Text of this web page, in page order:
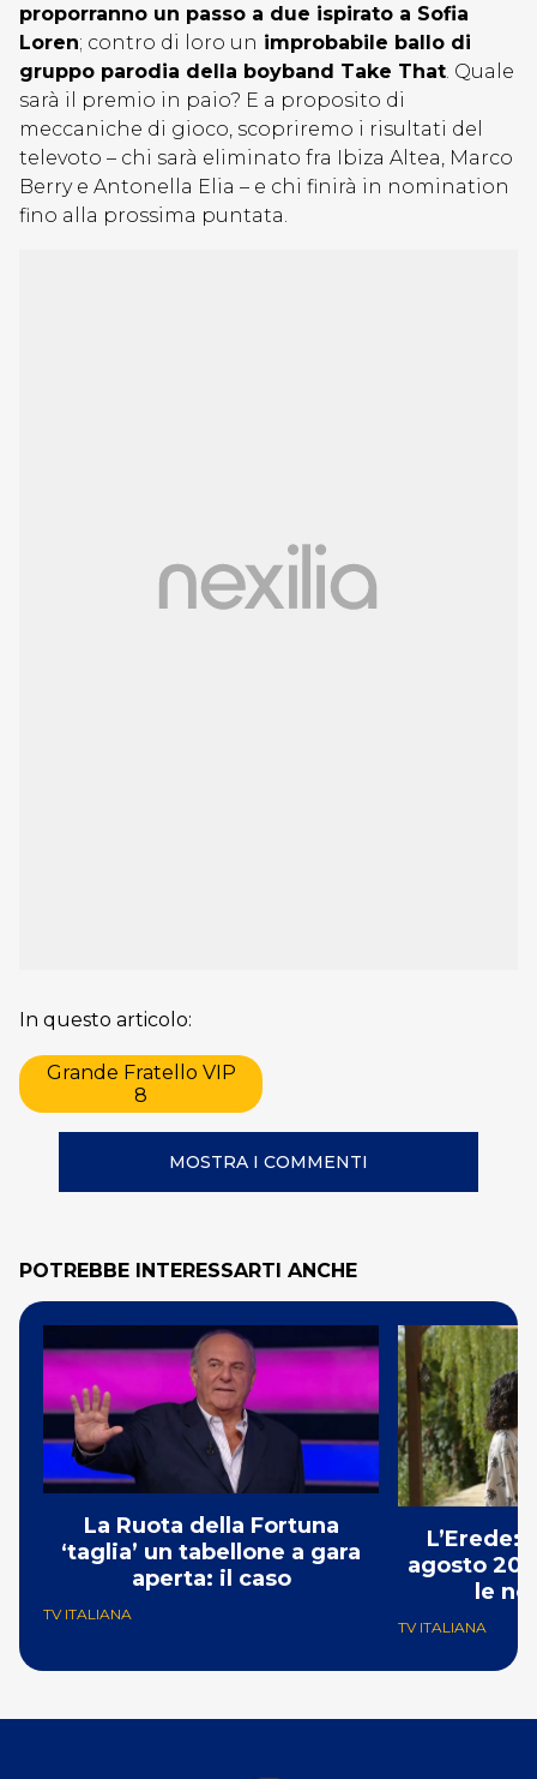
proporranno un passo a due ispirato a Sofia
Loren; contro di loro un improbabile ballo di
gruppo parodia della boyband Take That. Quale
sarà il premio in paio? E a proposito di
meccaniche di gioco, scopriremo i risultati del
televoto – chi sarà eliminato fra Ibiza Altea, Marco
Berry e Antonella Elia – e chi finirà in nomination
fino alla prossima puntata.
In questo articolo:
Grande Fratello VIP
8
MOSTRA I COMMENTI
POTREBBE INTERESSARTI ANCHE
La Ruota della Fortuna
‘taglia’ un tabellone a gara
aperta: il caso
TV ITALIANA
L’Erede:
agosto
le
TV ITALIANA